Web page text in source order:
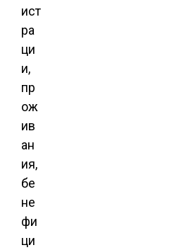
ист
ра
ци
и,
пр
ож
ив
ан
ия,
бе
не
фи
ци